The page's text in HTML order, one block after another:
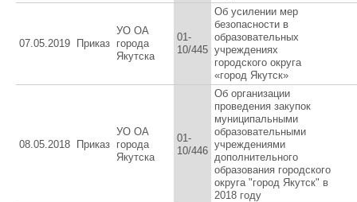
07.05.2019 Приказ
УО ОА
города
Якутска
01-
10/445
Об усилении мер
безопасности в
образовательных
учреждениях
городского округа
«город Якутск»
08.05.2018 Приказ
УО ОА
города
Якутска
01-
10/446
Об организации
проведения закупок
муниципальными
образовательными
учреждениями
дополнительного
образования городского
округа "город Якутск" в
2018 году